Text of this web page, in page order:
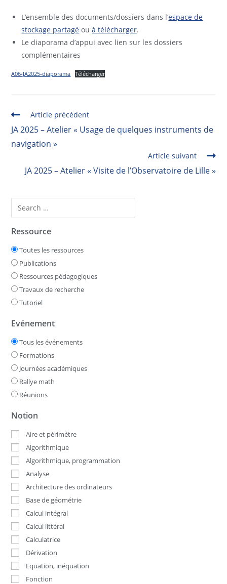
L’ensemble des documents/dossiers dans l’espace de
stockage partagé ouà télécharger.
Le diaporama d’appui avec lien sur les dossiers
complémentaires
A06-JA2025-diaporama Télécharger
Article précédent
JA 2025 – Atelier « Usage de quelques instruments de
navigation »
Article suivant
JA 2025 – Atelier « Visite de l’Observatoire de Lille »
Ressource
Toutes les ressources
Publications
Ressources pédagogiques
Travaux de recherche
Tutoriel
Evénement
Tous les événements
Formations
Journées académiques
Rallye math
Réunions
Notion
Aire et périmètre
Algorithmique
Algorithmique, programmation
Analyse
Architecture des ordinateurs
Base de géométrie
Calcul intégral
Calcul littéral
Calculatrice
Dérivation
Equation, inéquation
Fonction